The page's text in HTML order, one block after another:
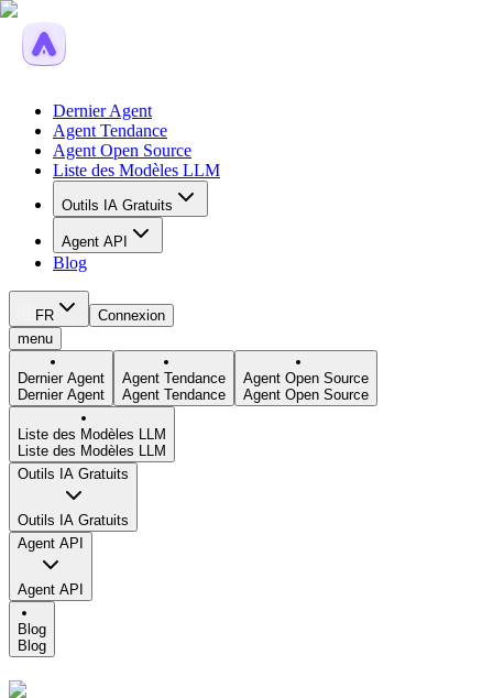
Dernier Agent
Agent Tendance
Agent Open Source
Liste des Modèles LLM
Outils IA Gratuits
Agent API
Blog
FR
Connexion
menu
Dernier Agent
Dernier Agent
Agent Tendance
Agent Tendance
Agent Open Source
Agent Open Source
Liste des Modèles LLM
Liste des Modèles LLM
Outils IA Gratuits
Outils IA Gratuits
Agent API
Agent API
Blog
Blog